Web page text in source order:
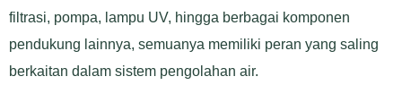
filtrasi, pompa, lampu UV, hingga berbagai komponen
pendukung lainnya, semuanya memiliki peran yang saling
berkaitan dalam sistem pengolahan air.